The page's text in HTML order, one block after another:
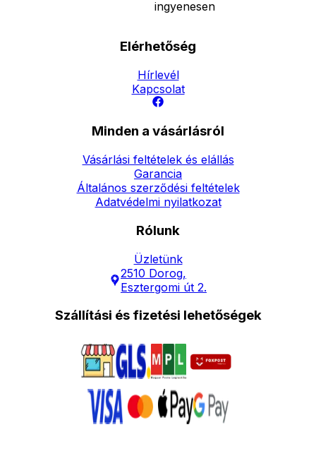
ingyenesen
Elérhetőség
Hírlevél
Kapcsolat
Minden a vásárlásról
Vásárlási feltételek és elállás
Garancia
Általános szerződési feltételek
Adatvédelmi nyilatkozat
Rólunk
Üzletünk
2510 Dorog,
Esztergomi út 2.
Szállítási és fizetési lehetőségek